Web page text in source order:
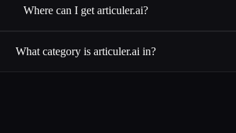
Where can I get articuler.ai?
What category is articuler.ai in?